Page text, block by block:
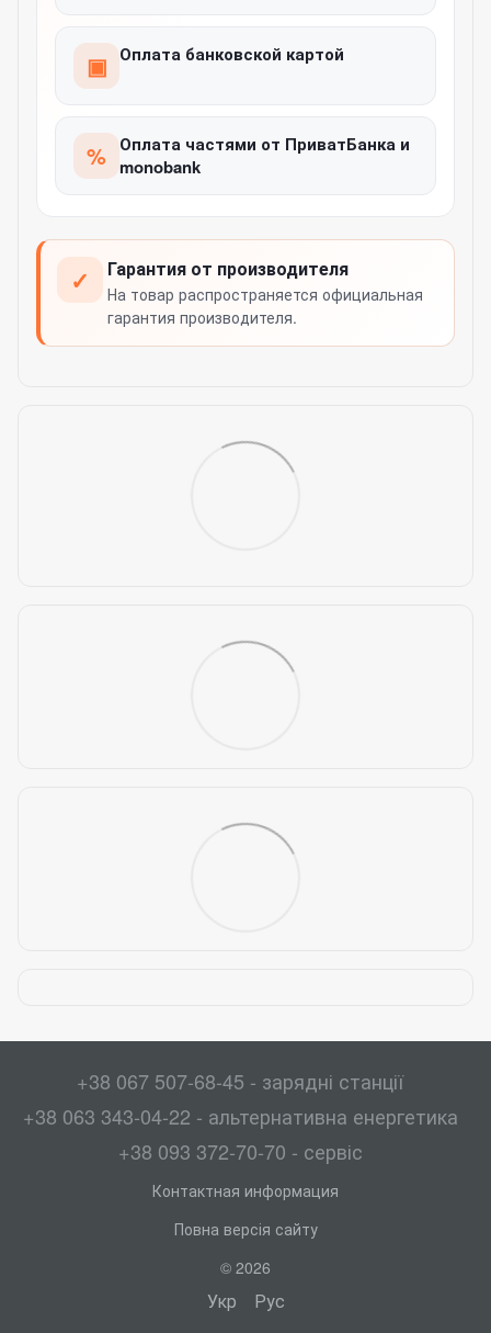
▣ Оплата банковской картой
% Оплата частями от ПриватБанка и
monobank
✓ Гарантия от производителя
На товар распространяется официальная
гарантия производителя.
+38 067 507-68-45 - зарядні станції
+38 063 343-04-22 - альтернативна енергетика
+38 093 372-70-70 - сервіс
Контактная информация
Повна версія сайту
© 2026
Укр Рус